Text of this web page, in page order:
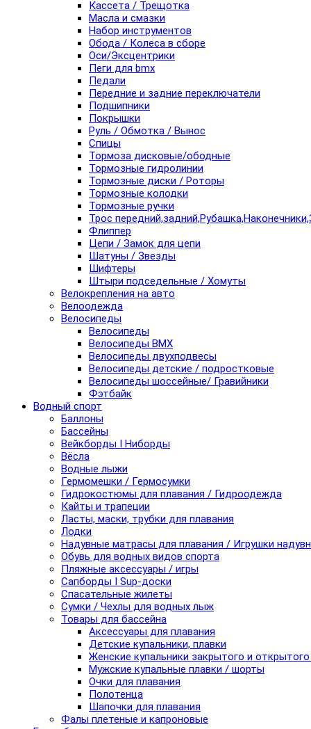
Кассета / Трещотка
Масла и смазки
Набор инструментов
Обода / Колеса в сборе
Оси/Эксцентрики
Пеги для bmx
Педали
Передние и задние переключатели
Подшипники
Покрышки
Руль / Обмотка / Вынос
Спицы
Тормоза дисковые/ободные
Тормозные гидролинии
Тормозные диски / Роторы
Тормозные колодки
Тормозные ручки
Трос
Флиппер
Цепи / Замок для цепи
Шатуны / Звезды
Шифтеры
Штыри подседельные / Хомуты
Велокрепления на авто
Велоодежда
Велосипеды
Велосипеды
Велосипеды BMX
Велосипеды двухподвесы
Велосипеды детские / подростковые
Велосипеды шоссейные/ Гравийники
Фэтбайк
Водный спорт
Баллоны
Бассейны
Вейкборды I Ниборды
Вёсла
Водные лыжи
Гермомешки / Гермосумки
Гидрокостюмы для плавания / Гидроодежда
Кайты и трапеции
Ласты, маски, трубки для плавания
Лодки
Надувные матрасы для плавания / Игрушки
Обувь для водных видов спорта
Пляжные аксессуары / игры
Сапборды I Sup-доски
Спасательные жилеты
Сумки / Чехлы для водных лыж
Товары для бассейна
Аксессуары для плавания
Детские купальники, плавки
Женские купальники закрытого и
Мужские купальные плавки / шорты
Очки для плавания
Полотенца
Шапочки для плавания
Фалы плетеные и капроновые